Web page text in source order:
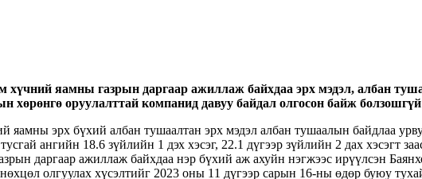
яамны газрын даргаар ажиллаж байхдаа эрх мэдэл, албан
оруулалттай компанид давуу байдал олгосон байж болзошгүй
яамны эрх бүхий албан тушаалтан эрх мэдэл албан тушаалын байдлаа
ангийн 18.6 зүйлийн 1 дэх хэсэг, 22.1 дүгээр зүйлийн 2 дах хэсэгт
даргаар ажиллаж байхдаа нэр бүхий аж ахуйн нэгжээс ирүүлсэн
олгуулах хүсэлтийг 2023 оны 11 дүгээр сарын 16-ны өдөр буюу